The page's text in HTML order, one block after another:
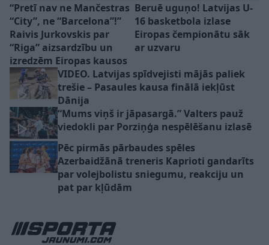
“Pretī nav ne Mančestras
“City”, ne “Barcelona”!”
Raivis Jurkovskis par
“Riga” aizsardzību un
izredzēm Eiropas kausos
Beruē uguņo! Latvijas U-
16 basketbola izlase
Eiropas čempionātu sāk
ar uzvaru
VIDEO. Latvijas spīdvejisti mājās paliek
trešie – Pasaules kausa finālā iekļūst
Dānija
“Mums viņš ir jāpasargā.” Valters pauž
viedokli par Porziņģa nespēlēšanu izlasē
Pēc pirmās pārbaudes spēles
Azerbaidžānā treneris Kaprioti gandarīts
par volejbolistu sniegumu, reakciju un
pat par kļūdām